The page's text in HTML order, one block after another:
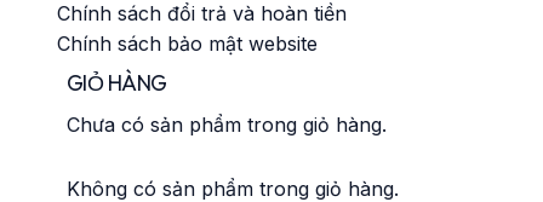
Chính sách đổi trả và hoàn tiền
Chính sách bảo mật website
GIỎ HÀNG
Chưa có sản phẩm trong giỏ hàng.
Không có sản phẩm trong giỏ hàng.